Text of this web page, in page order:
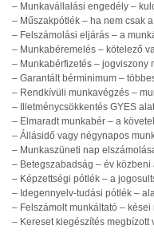
– Munkavállalási engedély –
– Műszakpótlék – ha nem csak
– Felszámolási eljárás – a
– Munkabéremelés – kötelező
– Munkabérfizetés – jogviszony
– Garantált bérminimum –
– Rendkívüli munkavégzés –
– Illetménycsökkentés GYES
– Elmaradt munkabér – a
– Állásidő vagy négynapos
– Munkaszüneti nap
– Betegszabadság – év közbeni
– Képzettségi pótlék – a
– Idegennyelv-tudási pótlék –
– Felszámolt munkáltató –
– Kereset kiegészítés megbízott